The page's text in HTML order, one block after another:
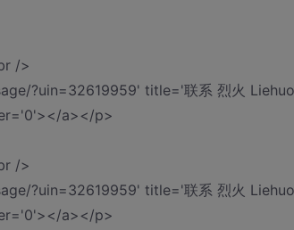
/>
?uin=32619959' title='联系 烈火
a></p>
/>
?uin=32619959' title='联系 烈火
a></p>